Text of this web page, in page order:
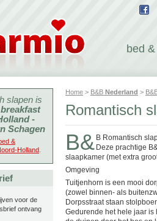
bed
Home > B&B Nederland >
Romantisch
B& B Romantisch
Deze prachtige
slaapkamer (met extra
Omgeving
Tuitjenhorn is een mooi
(zowel binnen- als
Dorpsstraat staan
Gedurende het hele jaar
slapen is
-
Schagen
&
Holland
voor de
ontvang